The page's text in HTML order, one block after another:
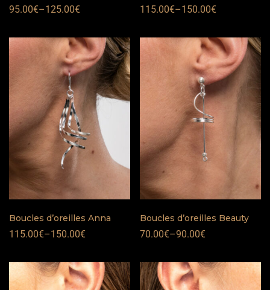
95.00€–125.00€ 115.00€–150.00€
Boucles d’oreilles Anna
115.00€–150.00€
Boucles d’oreilles Beauty
70.00€–90.00€